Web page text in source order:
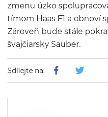
zmenu úzko
tímom Haas F1 a obnoví
Zároveň bude stále
švajčiarsky Sauber.
Sdílejte na: